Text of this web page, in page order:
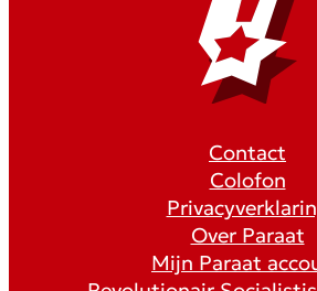
Contact
Colofon
Over Paraat
Mijn Paraat